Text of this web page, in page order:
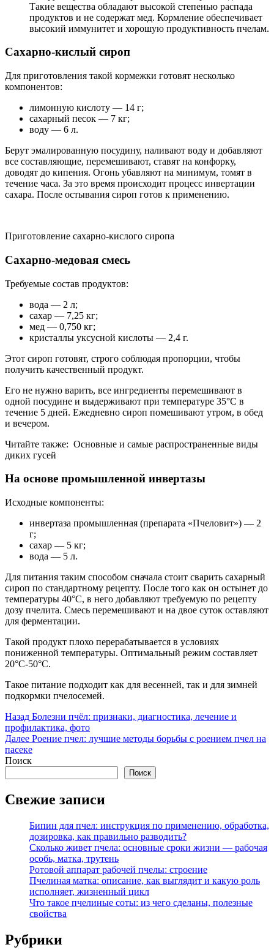
Такие вещества обладают высокой степенью распада
продуктов и не содержат мед. Кормление обеспечивает
высокий иммунитет и хорошую продуктивность пчелам.
Сахарно-кислый сироп
Для приготовления такой кормежки готовят несколько
компонентов:
лимонную кислоту — 14 г;
сахарный песок — 7 кг;
воду — 6 л.
Берут эмалированную посудину, наливают воду и добавляют
все составляющие, перемешивают, ставят на конфорку,
доводят до кипения. Огонь убавляют на минимум, томят в
течение часа. За это время происходит процесс инвертации
сахара. После остывания сироп готов к применению.
Приготовление сахарно-кислого сиропа
Сахарно-медовая смесь
Требуемые состав продуктов:
вода — 2 л;
сахар — 7,25 кг;
мед — 0,750 кг;
кристаллы уксусной кислоты — 2,4 г.
Этот сироп готовят, строго соблюдая пропорции, чтобы
получить качественный продукт.
Его не нужно варить, все ингредиенты перемешивают в
одной посудине и выдерживают при температуре 35°С в
течение 5 дней. Ежедневно сироп помешивают утром, в обед
и вечером.
Читайте также: Основные и самые распространенные виды
диких гусей
На основе промышленной инвертазы
Исходные компоненты:
инвертаза промышленная (препарата «Пчеловит») — 2
г;
сахар — 5 кг;
вода — 5 л.
Для питания таким способом сначала стоит сварить сахарный
сироп по стандартному рецепту. После того как он остынет до
температуры 40°С, в него добавляют требуемую по рецепту
дозу пчелита. Смесь перемешивают и на двое суток оставляют
для ферментации.
Такой продукт плохо перерабатывается в условиях
пониженной температуры. Оптимальный режим составляет
20°С-50°С.
Такое питание подходит как для весенней, так и для зимней
подкормки пчелосемей.
Навигация
по
записям
Назад Предыдущая
запись:
Болезни пчёл: признаки, диагностика, лечение и
профилактика, фото
Далее Следующая
запись:
Роение пчел: лучшие методы борьбы с роением пчел на
пасеке
Поиск
Поиск
Свежие записи
Бипин для пчел: инструкция по применению, обработка,
дозировка, как правильно разводить?
Сколько живет пчела: основные сроки жизни — рабочая
особь, матка, трутень
Ротовой аппарат рабочей пчелы: строение
Пчелиная матка: описание, как выглядит и какую роль
исполняет, жизненный цикл
Что такое пчелиные соты: из чего сделаны, полезные
свойства
Рубрики